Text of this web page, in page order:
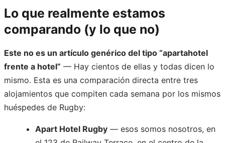
Lo que realmente estamos
comparando (y lo que no)
Este no es un artículo genérico del tipo “apartahotel
frente a hotel” — Hay cientos de ellas y todas dicen lo
mismo. Esta es una comparación directa entre tres
alojamientos que compiten cada semana por los mismos
huéspedes de Rugby:
Apart Hotel Rugby — esos somos nosotros, en